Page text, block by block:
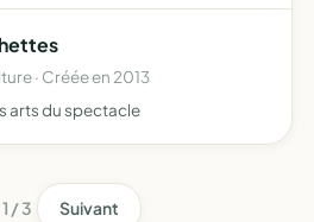
· Créée en 2013
arts du spectacle
/ 3 Suivant